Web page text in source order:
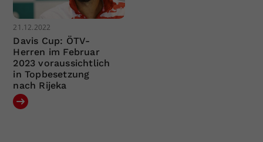
21.12.2022
Davis Cup: ÖTV-
Herren im Februar
2023 voraussichtlich
in Topbesetzung
nach Rijeka